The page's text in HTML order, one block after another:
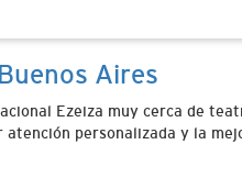
Aires
Ezeiza muy cerca de
personalizada y la